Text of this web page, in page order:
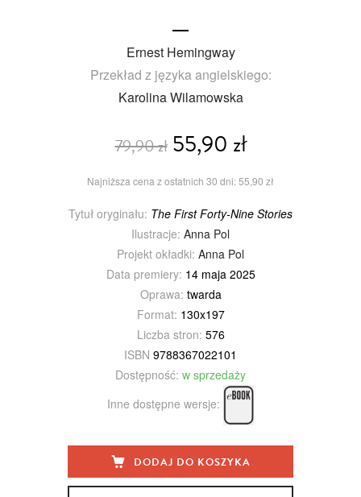
Ernest Hemingway
Przekład z języka angielskiego:
Karolina Wilamowska
79,90 zł55,90 zł
Najniższa cena z ostatnich 30 dni: 55,90 zł
Tytuł oryginału: The First Forty-Nine Stories
Ilustracje: Anna Pol
Projekt okładki: Anna Pol
Data premiery: 14 maja 2025
Oprawa: twarda
Format: 130x197
Liczba stron: 576
ISBN 9788367022101
Dostępność: w sprzedaży
Inne dostępne wersje:
DODAJ DO KOSZYKA